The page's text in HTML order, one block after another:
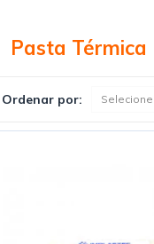
Pasta Térmica
Ordenar por: